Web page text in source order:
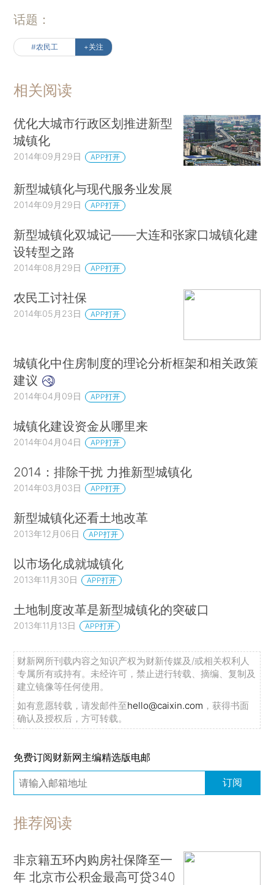
话题：
#农民工 +关注
相关阅读
优化大城市行政区划推进新型
城镇化
2014年09月29日 APP打开
新型城镇化与现代服务业发展
2014年09月29日 APP打开
新型城镇化双城记——大连和张家口城镇化建
设转型之路
2014年08月29日 APP打开
农民工讨社保
2014年05月23日 APP打开
城镇化中住房制度的理论分析框架和相关政策
建议
2014年04月09日 APP打开
城镇化建设资金从哪里来
2014年04月04日 APP打开
2014：排除干扰 力推新型城镇化
2014年03月03日 APP打开
新型城镇化还看土地改革
2013年12月06日 APP打开
以市场化成就城镇化
2013年11月30日 APP打开
土地制度改革是新型城镇化的突破口
2013年11月13日 APP打开
财新网所刊载内容之知识产权为财新传媒及/或相关权利人
专属所有或持有。未经许可，禁止进行转载、摘编、复制及
建立镜像等任何使用。
如有意愿转载，请发邮件至hello@caixin.com ，获得书面
确认及授权后，方可转载。
免费订阅财新网主编精选版电邮
订阅
推荐阅读
非京籍五环内购房社保降至一
年 北京市公积金最高可贷340